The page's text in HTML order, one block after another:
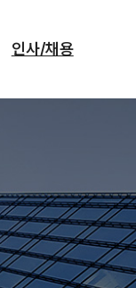
인사/채용